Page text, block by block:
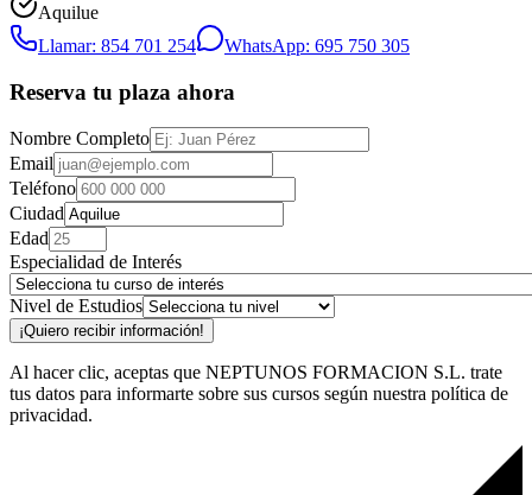
Aquilue
Llamar: 854 701 254
WhatsApp: 695 750 305
Reserva tu plaza ahora
Nombre Completo
Email
Teléfono
Ciudad
Edad
Especialidad de Interés
Nivel de Estudios
¡Quiero recibir información!
Al hacer clic, aceptas que NEPTUNOS FORMACION S.L. trate
tus datos para informarte sobre sus cursos según nuestra política de
privacidad.